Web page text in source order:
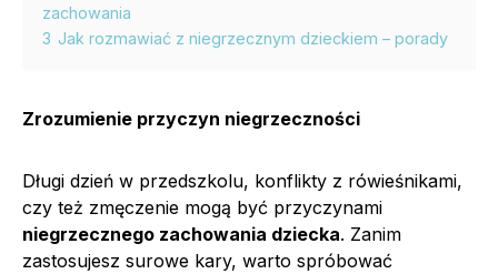
zachowania
3 Jak rozmawiać z niegrzecznym dzieckiem – porady
Zrozumienie przyczyn niegrzeczności
Długi dzień w przedszkolu, konflikty z rówieśnikami,
czy też zmęczenie mogą być przyczynami
niegrzecznego zachowania dziecka. Zanim
zastosujesz surowe kary, warto spróbować